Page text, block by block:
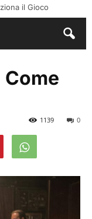
il Gioco
0
1139